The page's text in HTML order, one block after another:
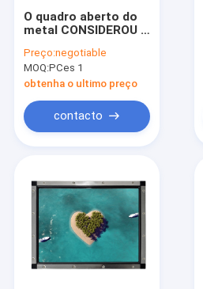
O quadro aberto do
metal CONSIDEROU a
do monitor do toque
15 polegadas
Preço:negotiable
MOQ:PCes 1
obtenha o ultimo preço
contacto